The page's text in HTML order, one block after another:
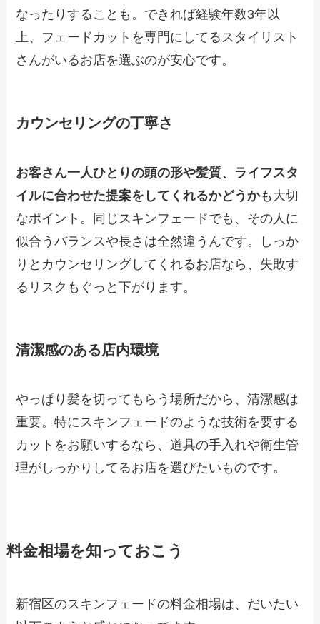
なったりすることも。できれば経験年数3年以
上、フェードカットを専門にしてるスタイリスト
さんがいるお店を選ぶのが安心です。
カウンセリングの丁寧さ
お客さん一人ひとりの頭の形や髪質、ライフスタ
イルに合わせた提案をしてくれるかどうかも大切
なポイント。同じスキンフェードでも、その人に
似合うバランスや長さは全然違うんです。しっか
りとカウンセリングしてくれるお店なら、失敗す
るリスクもぐっと下がります。
清潔感のある店内環境
やっぱり髪を切ってもらう場所だから、清潔感は
重要。特にスキンフェードのような技術を要する
カットをお願いするなら、道具の手入れや衛生管
理がしっかりしてるお店を選びたいものです。
料金相場を知っておこう
新宿区のスキンフェードの料金相場は、だいたい